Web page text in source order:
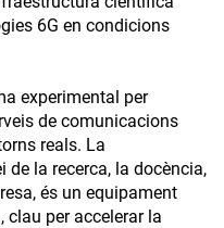
6G en condicions
experimental per
de comunicacions
reals. La
de la recerca, la docència,
és un equipament
clau per accelerar la